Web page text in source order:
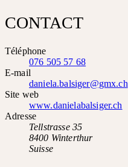
CONTACT
Téléphone
076 505 57 68
E-mail
daniela.balsiger@gmx.ch
Site web
www.danielabalsiger.ch
Adresse
Tellstrasse 35
8400 Winterthur
Suisse